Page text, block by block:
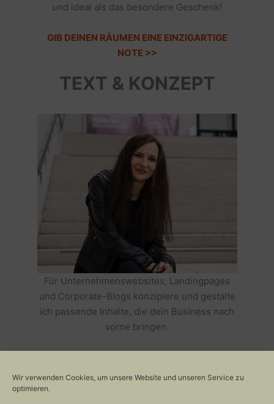
Wir verwenden Cookies, um unsere Website und unseren Service zu
optimieren.
und ideal als das besondere Geschenk!
GIB DEINEN RÄUMEN EINE EINZIGARTIGE
NOTE >>
TEXT & KONZEPT
Für Unternehmenswebsites, Landingpages
und Corporate-Blogs konzipiere und gestalte
ich passende Inhalte, die dein Business nach
vorne bringen.
ERFOLGREICH MACHEN >>